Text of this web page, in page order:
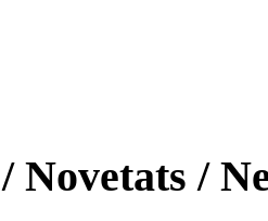
Novetats /